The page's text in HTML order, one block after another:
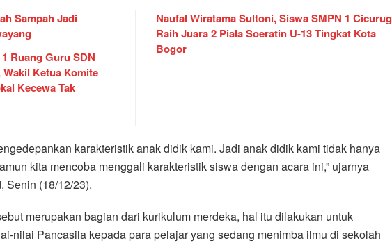
Sampah Jadi
Ruang Guru SDN
Ketua Komite
Kecewa Tak
Naufal Wiratama Sultoni, Siswa SMPN 1 Cicurug
Raih Juara 2 Piala Soeratin U-13 Tingkat Kota
Bogor
karakteristik anak didik kami. Jadi anak didik kami tidak hanya
kita mencoba menggali karakteristik siswa dengan acara ini,” ujarnya
Senin (18/12/23).
merupakan bagian dari kurikulum merdeka, hal itu dilakukan untuk
nilai Pancasila kepada para pelajar yang sedang menimba ilmu di sekolah